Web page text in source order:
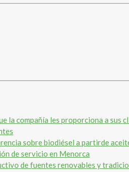
sobre biodiésel a partirde
de servicio en Menorca